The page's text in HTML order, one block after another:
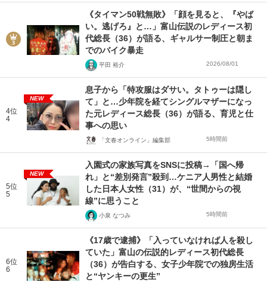
《タイマン50戦無敗》「顔を見ると、『やば
い。逃げろ』と…」富山伝説のレディース初
代総長（36）が語る、ギャルサー制圧と朝ま
でのバイク暴走
平田 裕介 2026/08/01
4位
4
NEW
息子から「特攻服はダサい。タトゥーは隠し
て」と…少年院を経てシングルマザーになっ
た元レディース総長（36）が語る、育児と仕
事への思い
「文春オンライン」編集部 5時間前
5位
5
NEW
入園式の家族写真をSNSに投稿→「国へ帰
れ」と“差別発言”殺到…ケニア人男性と結婚
した日本人女性（31）が、“世間からの視
線”に思うこと
小泉 なつみ 5時間前
6位
6
《17歳で逮捕》「入っていなければ人を殺し
ていた」富山の伝説的レディース初代総長
（36）が告白する、女子少年院での独房生活
と“ヤンキーの更生”